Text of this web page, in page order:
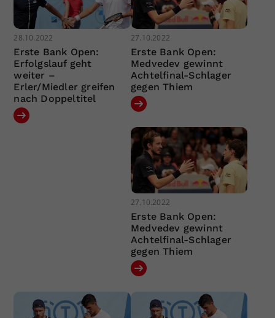
28.10.2022
Erste Bank Open:
Erfolgslauf geht
weiter –
Erler/Miedler greifen
nach Doppeltitel
27.10.2022
Erste Bank Open:
Medvedev gewinnt
Achtelfinal-Schlager
gegen Thiem
27.10.2022
Erste Bank Open:
Medvedev gewinnt
Achtelfinal-Schlager
gegen Thiem